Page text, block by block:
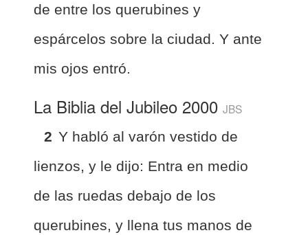
de entre los querubines y
espárcelos sobre la ciudad. Y ante
mis ojos entró.
La Biblia del Jubileo 2000 JBS
2 Y habló al varón vestido de
lienzos, y le dijo: Entra en medio
de las ruedas debajo de los
querubines, y llena tus manos de